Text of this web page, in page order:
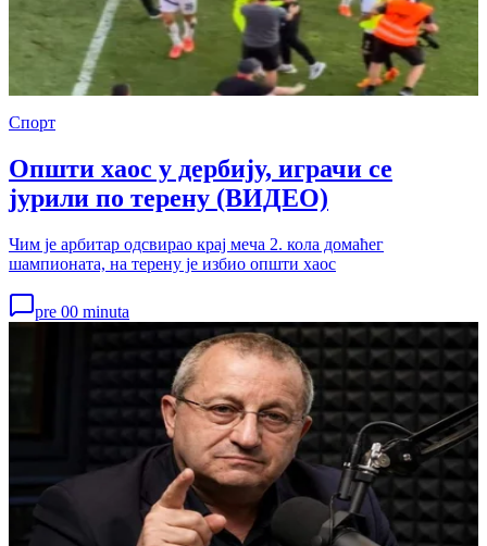
Спорт
Општи хаос у дербију, играчи се
јурили по терену (ВИДЕО)
Чим је арбитар одсвирао крај меча 2. кола домаћег
шампионата, на терену је избио општи хаос
pre 00 minuta